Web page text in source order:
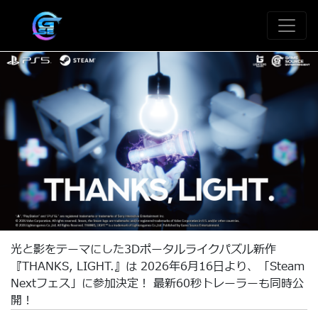
光と影をテーマにした3Dポータルライクパズル新作
『THANKS, LIGHT.』は 2026年6月16日より、「Steam
Nextフェス」に参加決定！ 最新60秒トレーラーも同時公
開 !